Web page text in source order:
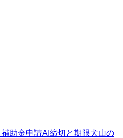
補助金申請AI 締切と期限犬山の